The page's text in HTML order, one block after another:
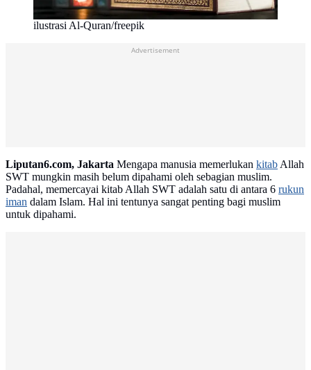
ilustrasi Al-Quran/freepik
Advertisement
Liputan6.com, Jakarta Mengapa manusia memerlukan kitabAllah
SWT mungkin masih belum dipahami oleh sebagian muslim.
Padahal, memercayai kitab Allah SWT adalah satu di antara 6 rukun
iman dalam Islam. Hal ini tentunya sangat penting bagi muslim
untuk dipahami.